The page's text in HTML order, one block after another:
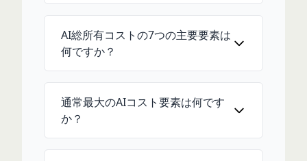
AI総所有コストの7つの主要要素は
何ですか？
通常最大のAIコスト要素は何です
か？